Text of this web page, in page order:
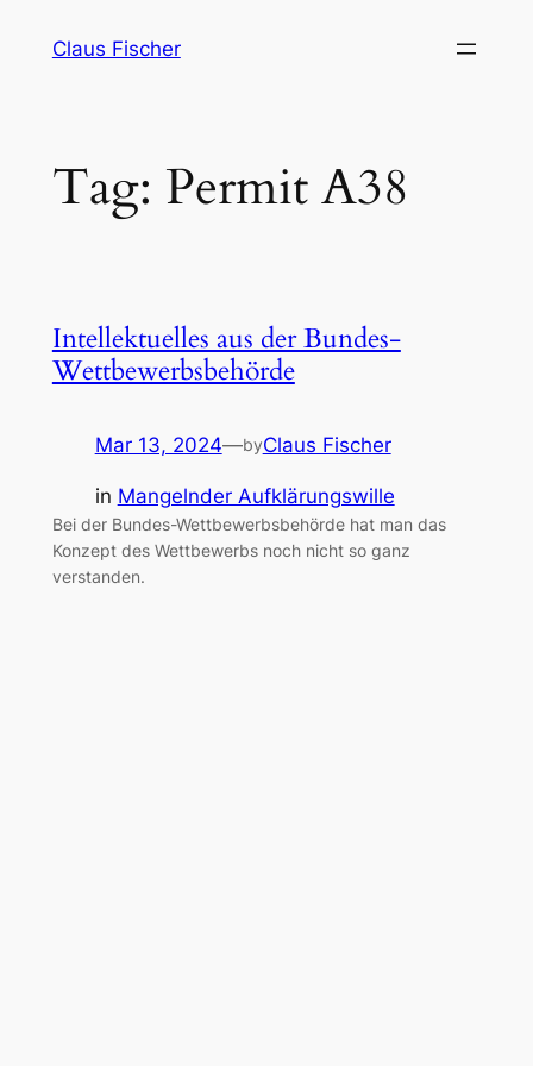
Claus Fischer
Tag: Permit A38
Intellektuelles aus der Bundes-
Wettbewerbsbehörde
Mar 13, 2024—byClaus Fischer
in Mangelnder Aufklärungswille
Bei der Bundes-Wettbewerbsbehörde hat man das
Konzept des Wettbewerbs noch nicht so ganz
verstanden.